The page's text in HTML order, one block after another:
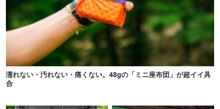
濡れない・汚れない・痛くない。48gの「ミニ座布団」が超イイ具
合